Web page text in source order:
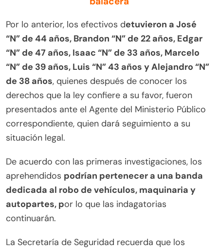
Por lo anterior, los efectivos detuvieron a José
“N” de 44 años, Brandon “N” de 22 años, Edgar
“N” de 47 años, Isaac “N” de 33 años, Marcelo
“N” de 39 años, Luis “N” 43 años y Alejandro “N”
de 38 años, quienes después de conocer los
derechos que la ley confiere a su favor, fueron
presentados ante el Agente del Ministerio Público
correspondiente, quien dará seguimiento a su
situación legal.
De acuerdo con las primeras investigaciones, los
aprehendidos podrían pertenecer a una banda
dedicada al robo de vehículos, maquinaria y
autopartes, por lo que las indagatorias
continuarán.
La Secretaría de Seguridad recuerda que los